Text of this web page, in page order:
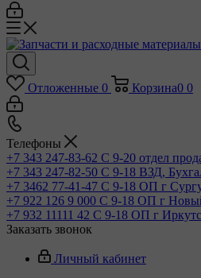
Отложенные 0 Корзина0 0
Телефоны
+7 343 247-83-62 С 9-20 отдел
+7 343 247-82-50 С 9-18 ВЗД,
+7 3462 77-41-47 С 9-18 ОП г
+7 922 126 9 000 С 9-18 ОП г
+7 932 11111 42 С 9-18 ОП г
Заказать звонок
Личный кабинет